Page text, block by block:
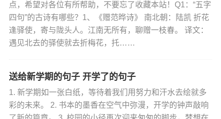
点，希望对各位有所帮助，不要忘了收藏本站！Q1：“五字
四句”的古诗有哪些？1、《赠范晔诗》 南北朝：陆凯 折花
逢驿使，寄与陇头人。江南无所有，聊赠一枝春。 译文：
遇见北去的驿使就去折梅花，托……
送给新学期的句子 开学了的句子
1. 新学期如一张白纸，等待着我们用努力和汗水去绘就多
彩的未来。 2. 书本的墨香在空气中弥漫，开学的钟声敲响